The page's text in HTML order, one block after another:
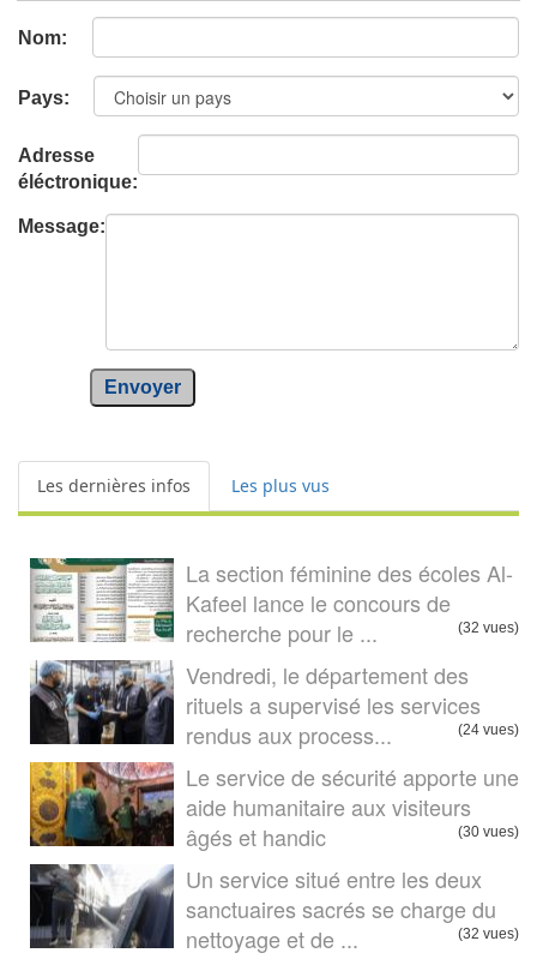
Nom:
Pays:
Adresse
éléctronique:
Message:
Envoyer
Les dernières infos Les plus vus
La section féminine des écoles Al-
Kafeel lance le concours de
recherche pour le ...
(32 vues)
Vendredi, le département des
rituels a supervisé les services
rendus aux process...
(24 vues)
Le service de sécurité apporte une
aide humanitaire aux visiteurs
âgés et handic
(30 vues)
Un service situé entre les deux
sanctuaires sacrés se charge du
nettoyage et de ...
(32 vues)